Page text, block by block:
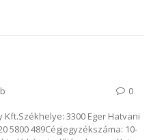
0
3300 Eger Hatvani
5800 489Cégjegyzékszáma: 10-